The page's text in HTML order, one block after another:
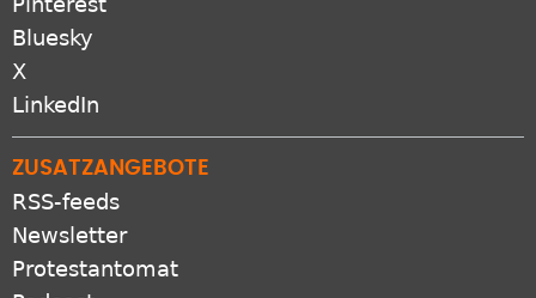
Bluesky
X
LinkedIn
RSS-feeds
Newsletter
Protestantomat
Podcast